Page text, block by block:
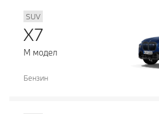
SUV
X7
М модел
Бензин